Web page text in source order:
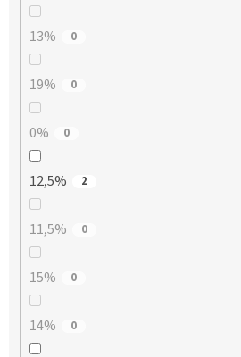
13% 0
19% 0
0% 0
12,5% 2
11,5% 0
15% 0
14% 0